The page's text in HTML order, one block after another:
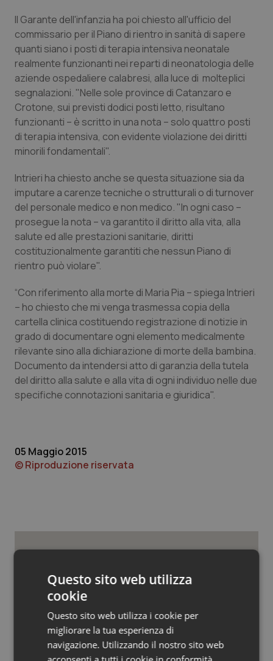
Lombardia
Marche
Molise
Piemonte
Provincia Autonoma di Trento
Puglia
Sardegna
Sicilia
Toscana
Umbria
Valle D’Aosta
Dolore
Donna & Salute
Epatiti
HIV
Ipertensione & Scompenso
Malattie rare
Malattia di Crohn & Rettocolite Ulcerosa
Neuroscienze & patologie neurodegenerative
Obesità
Oftalmologia
Oncodermatologia
Oncologia & Nutrizione
Quotidiano Chirurgia
Quotidiano Oncologia
Quotidiano Pediatria
Rene & patologie urogenitali
Il Garante dell'infanzia ha poi chiesto all'ufficio del
commissario per il Piano di rientro in sanità di sapere
quanti siano i posti di terapia intensiva neonatale
realmente funzionanti nei reparti di neonatologia delle
aziende ospedaliere calabresi, alla luce di molteplici
segnalazioni. "Nelle sole province di Catanzaro e
Crotone, sui previsti dodici posti letto, risultano
funzionanti – è scritto in una nota – solo quattro posti
di terapia intensiva, con evidente violazione dei diritti
minorili fondamentali".
Intrieri ha chiesto anche se questa situazione sia da
imputare a carenze tecniche o strutturali o di turnover
del personale medico e non medico. "In ogni caso –
prosegue la nota – va garantito il diritto alla vita, alla
salute ed alle prestazioni sanitarie, diritti
costituzionalmente garantiti che nessun Piano di
rientro può violare".
“Con riferimento alla morte di Maria Pia – spiega Intrieri
– ho chiesto che mi venga trasmessa copia della
cartella clinica costituendo registrazione di notizie in
grado di documentare ogni elemento medicalmente
rilevante sino alla dichiarazione di morte della bambina.
Documento da intendersi atto di garanzia della tutela
del diritto alla salute e alla vita di ogni individuo nelle due
specifiche connotazioni sanitaria e giuridica".
05 Maggio 2015
© Riproduzione riservata
Calabria
Settimana della Scienza dello
Spallanzani: capire la ricerca per
comprendere il presente
Questo sito web utilizza
cookie
Questo sito web utilizza i cookie per
migliorare la tua esperienza di
navigazione. Utilizzando il nostro sito web